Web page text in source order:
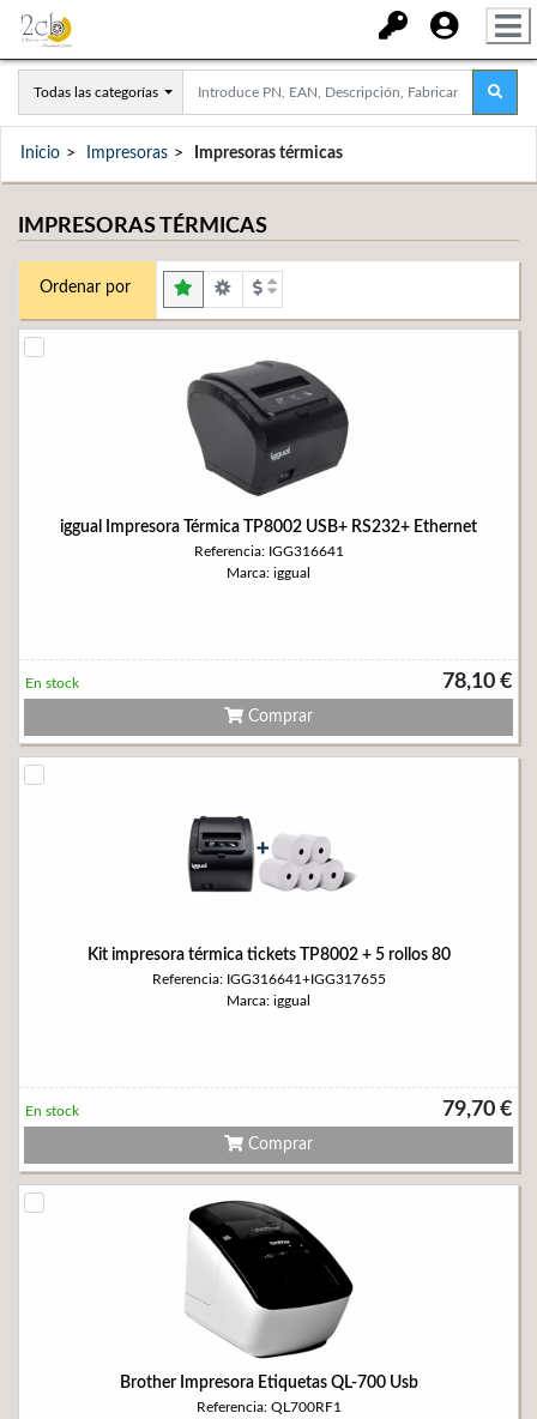
Todas las categorías
Inicio Impresoras Impresoras térmicas
IMPRESORAS TÉRMICAS
Ordenar por
iggual Impresora Térmica TP8002 USB+ RS232+ Ethernet
Referencia: IGG316641
Marca: iggual
78,10 €
En stock
Comprar
Kit impresora térmica tickets TP8002 + 5 rollos 80
Referencia: IGG316641+IGG317655
Marca: iggual
79,70 €
En stock
Comprar
Brother Impresora Etiquetas QL-700 Usb
Referencia: QL700RF1